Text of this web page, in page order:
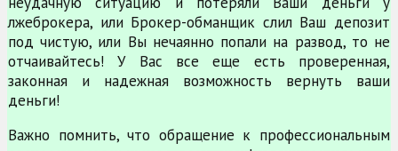
лжеброкера, или Брокер-обманщик слил Ваш депозит
под чистую, или Вы нечаянно попали на развод, то не
отчаивайтесь! У Вас все еще есть проверенная,
законная и надежная возможность вернуть ваши
деньги!
Важно помнить, что обращение к профессиональным